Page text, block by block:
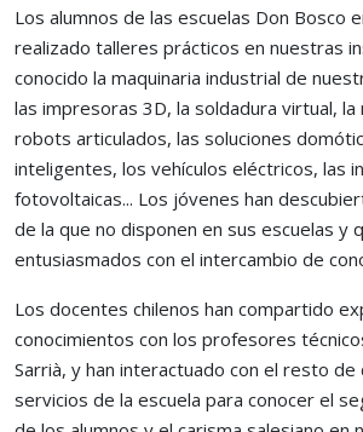
Los alumnos de las escuelas Don Bosco
realizado talleres prácticos en nuestras
conocido la maquinaria industrial de
las impresoras 3D, la soldadura virtual, la
robots articulados, las soluciones
inteligentes, los vehículos eléctricos, las
fotovoltaicas... Los jóvenes han
de la que no disponen en sus escuelas y
entusiasmados con el intercambio de
Los docentes chilenos han compartido
conocimientos con los profesores
Sarrià, y han interactuado con el resto
servicios de la escuela para conocer el